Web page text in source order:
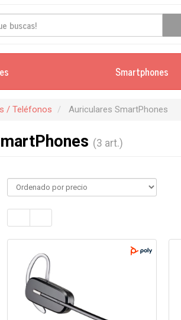
Smartphones
/ Teléfonos Auriculares SmartPhones
(3 art.)